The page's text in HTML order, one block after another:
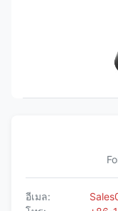
อีเมล: